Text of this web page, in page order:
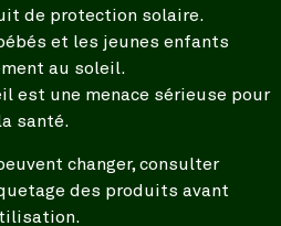
de protection solaire.
et les jeunes enfants
au soleil.
est une menace sérieuse pour
la santé.
changer, consulter
des produits avant